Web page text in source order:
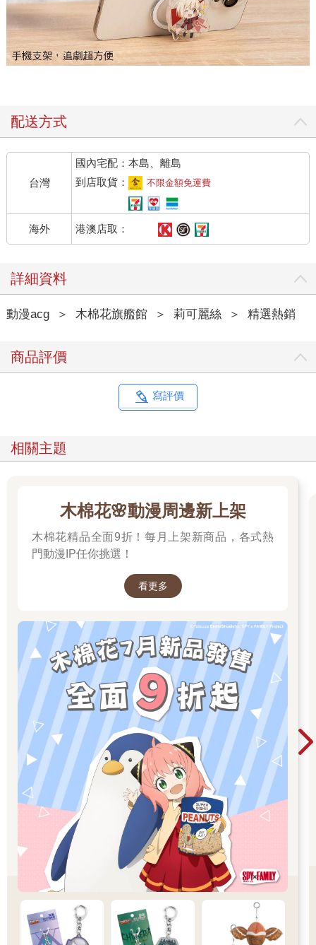
配送方式
台灣
國內宅配：本島、離島
到店取貨：
不限金額免運費
海外 港澳店取：
詳細資料
動漫acg ＞ 木棉花旗艦館 ＞ 莉可麗絲 ＞ 精選熱銷
商品評價
寫評價
相關主題
木棉花🌸動漫周邊新上架
木棉花精品全面9折！每月上架新商品，各式熱
門動漫IP任你挑選！
看更多